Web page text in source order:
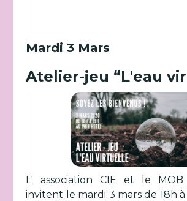
Mardi 3 Mars
Atelier-jeu “L'eau
L' association CIE et le
invitent le mardi 3 mars de 18h